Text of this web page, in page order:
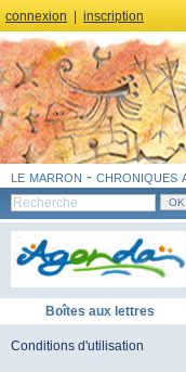
connexion inscription
le marron - chroniques
Boîtes aux lettres
Conditions d'utilisation